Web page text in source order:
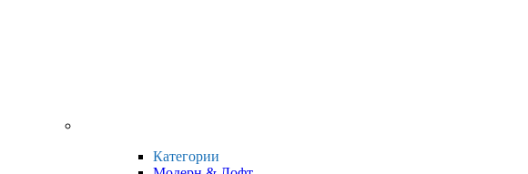
Категории